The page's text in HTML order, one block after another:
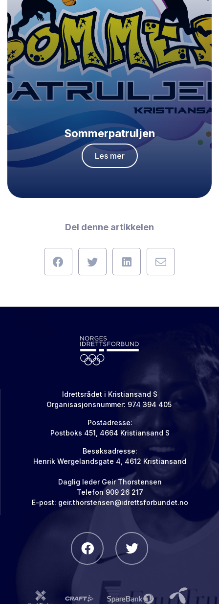
Sommerpatruljen
Les mer
Del denne artikkelen
Idrettsrådet i Kristiansand S
Organisasjonsnummer: 974 394 405
Postadresse:
Postboks 451, 4664 Kristiansand S
Besøksadresse:
Henrik Wergelandsgate 4, 4612 Kristiansand
Daglig leder Geir Thorstensen
Telefon 909 26 217
E-post: geir.thorstensen@idrettsforbundet.no